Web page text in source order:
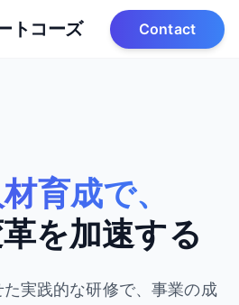
トコーズ Contact
育成で、
を加速する
実践的な研修で、事業の成